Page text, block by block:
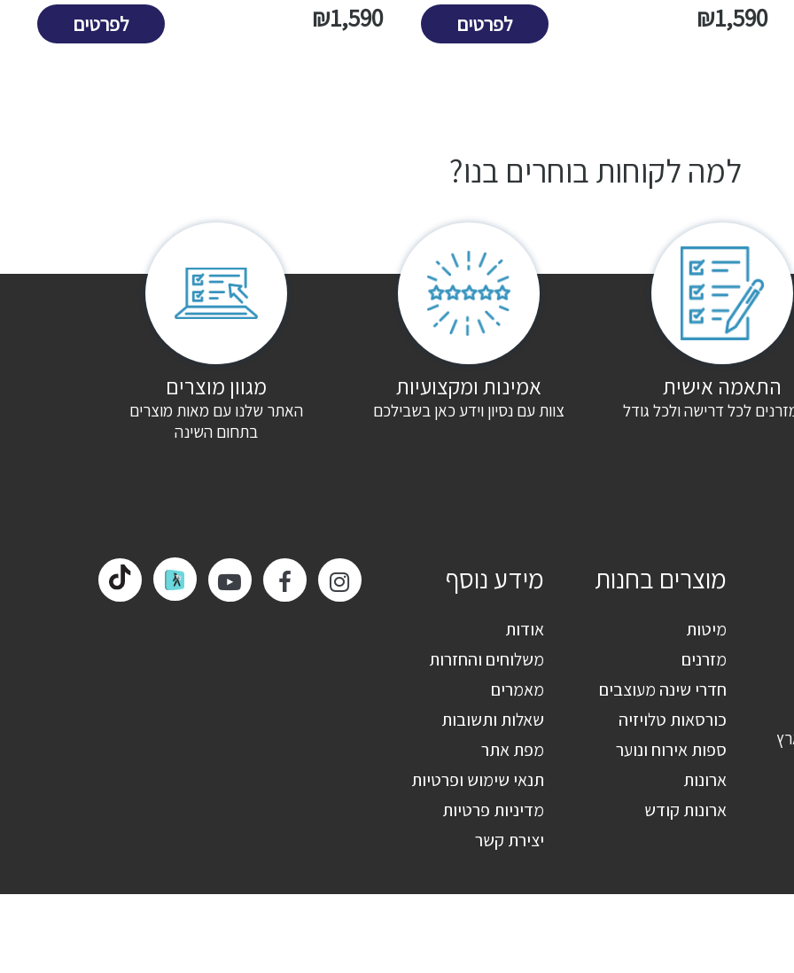
1,590
₪ לפרטים
1,590
₪ לפרטים
למה לקוחות בוחרים בנו?
התאמה אישית
לכל דרישה ולכל גודל
אמינות ומקצועיות
צוות עם נסיון וידע כאן בשבילכם
מגוון מוצרים
האתר שלנו עם מאות מוצרים
בתחום השינה
מוצרים בחנות
מיטות
מזרנים
חדרי שינה מעוצבים
כורסאות טלויזיה
ספות אירוח ונוער
ארונות
ארונות קודש
מידע נוסף
אודות
משלוחים והחזרות
מאמרים
שאלות ותשובות
מפת אתר
תנאי שימוש ופרטיות
מדיניות פרטיות
יצירת קשר